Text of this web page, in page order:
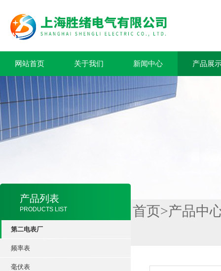
网站首页 关于我们 新闻中心 产品展
产品列表
PRODUCTS LIST
第二电表厂
频率表
毫伏表
首页>产品中